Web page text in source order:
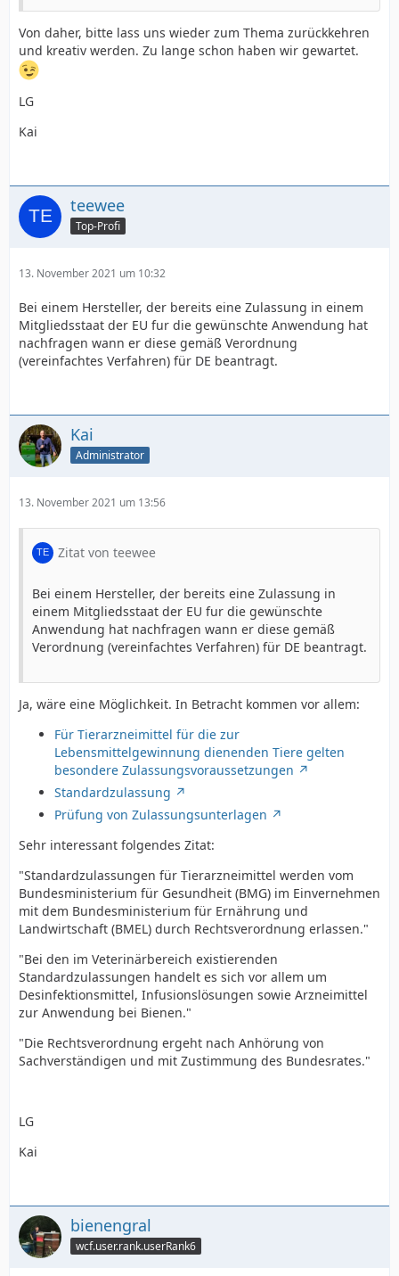
Von daher, bitte lass uns wieder zum Thema zurückkehren
und kreativ werden. Zu lange schon haben wir gewartet.
LG
Kai
teewee
Top-Profi
13. November 2021 um 10:32
Bei einem Hersteller, der bereits eine Zulassung in einem
Mitgliedsstaat der EU fur die gewünschte Anwendung hat
nachfragen wann er diese gemäß Verordnung
(vereinfachtes Verfahren) für DE beantragt.
Kai
Administrator
13. November 2021 um 13:56
Zitat von teewee
Bei einem Hersteller, der bereits eine Zulassung in
einem Mitgliedsstaat der EU fur die gewünschte
Anwendung hat nachfragen wann er diese gemäß
Verordnung (vereinfachtes Verfahren) für DE beantragt.
Ja, wäre eine Möglichkeit. In Betracht kommen vor allem:
Für Tierarzneimittel für die zur
Lebensmittelgewinnung dienenden Tiere gelten
besondere Zulassungsvoraussetzungen
Standardzulassung
Prüfung von Zulassungsunterlagen
Sehr interessant folgendes Zitat:
"Standardzulassungen für Tierarzneimittel werden vom
Bundesministerium für Gesundheit (BMG) im Einvernehmen
mit dem Bundesministerium für Ernährung und
Landwirtschaft (BMEL) durch Rechtsverordnung erlassen."
"Bei den im Veterinärbereich existierenden
Standardzulassungen handelt es sich vor allem um
Desinfektionsmittel, Infusionslösungen sowie Arzneimittel
zur Anwendung bei Bienen."
"Die Rechtsverordnung ergeht nach Anhörung von
Sachverständigen und mit Zustimmung des Bundesrates."
LG
Kai
bienengral
wcf.user.rank.userRank6